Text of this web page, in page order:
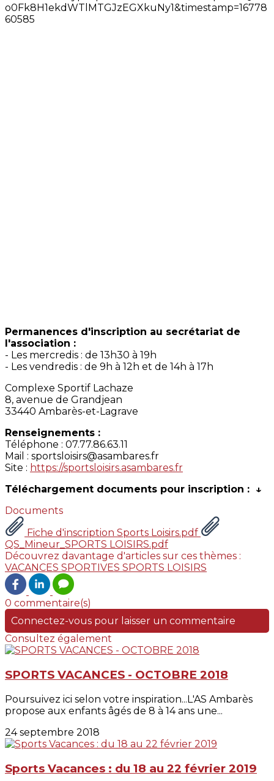
Permanences d'inscription au secrétariat de
l'association :
- Les mercredis : de 13h30 à 19h
- Les vendredis : de 9h à 12h et de 14h à 17h
Complexe Sportif Lachaze
8, avenue de Grandjean
33440 Ambarès-et-Lagrave
Renseignements :
Téléphone : 07.77.86.63.11
Mail : sportsloisirs@asambares.fr
Site : https://sportsloisirs.asambares.fr
Téléchargement documents pour inscription : ↓
Documents
Fiche d'inscription Sports Loisirs.pdf
QS_Mineur_SPORTS LOISIRS.pdf
Découvrez davantage d'articles sur ces thèmes :
VACANCES SPORTIVES SPORTS LOISIRS
0 commentaire(s)
Connectez-vous pour laisser un commentaire
Consultez également
SPORTS VACANCES - OCTOBRE 2018
Poursuivez ici selon votre inspiration...L'AS Ambarès
propose aux enfants âgés de 8 à 14 ans une...
24 septembre 2018
Sports Vacances : du 18 au 22 février 2019